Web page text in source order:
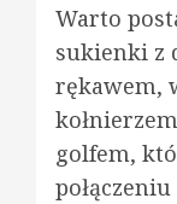
Warto
sukienki z
rękawem,
golfem,